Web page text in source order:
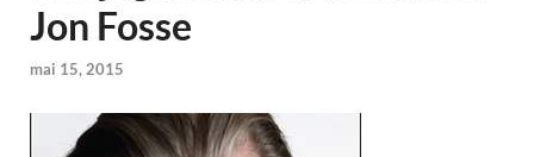
Jon Fosse
mai 15, 2015